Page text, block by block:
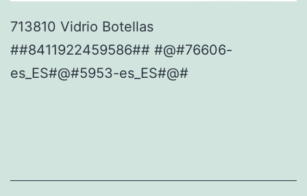
713810 Vidrio Botellas
##8411922459586## #@#76606-
es_ES#@#5953-es_ES#@#